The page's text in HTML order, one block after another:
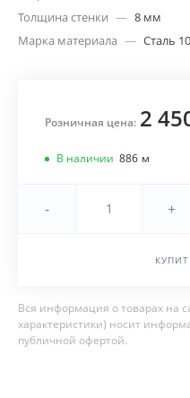
Толщина стенки — 8 мм
Марка материала — Сталь 10
Розничная цена: 2
В наличии 886 м
- +
Вся информация о товарах на
характеристики) носит
публичной офертой.